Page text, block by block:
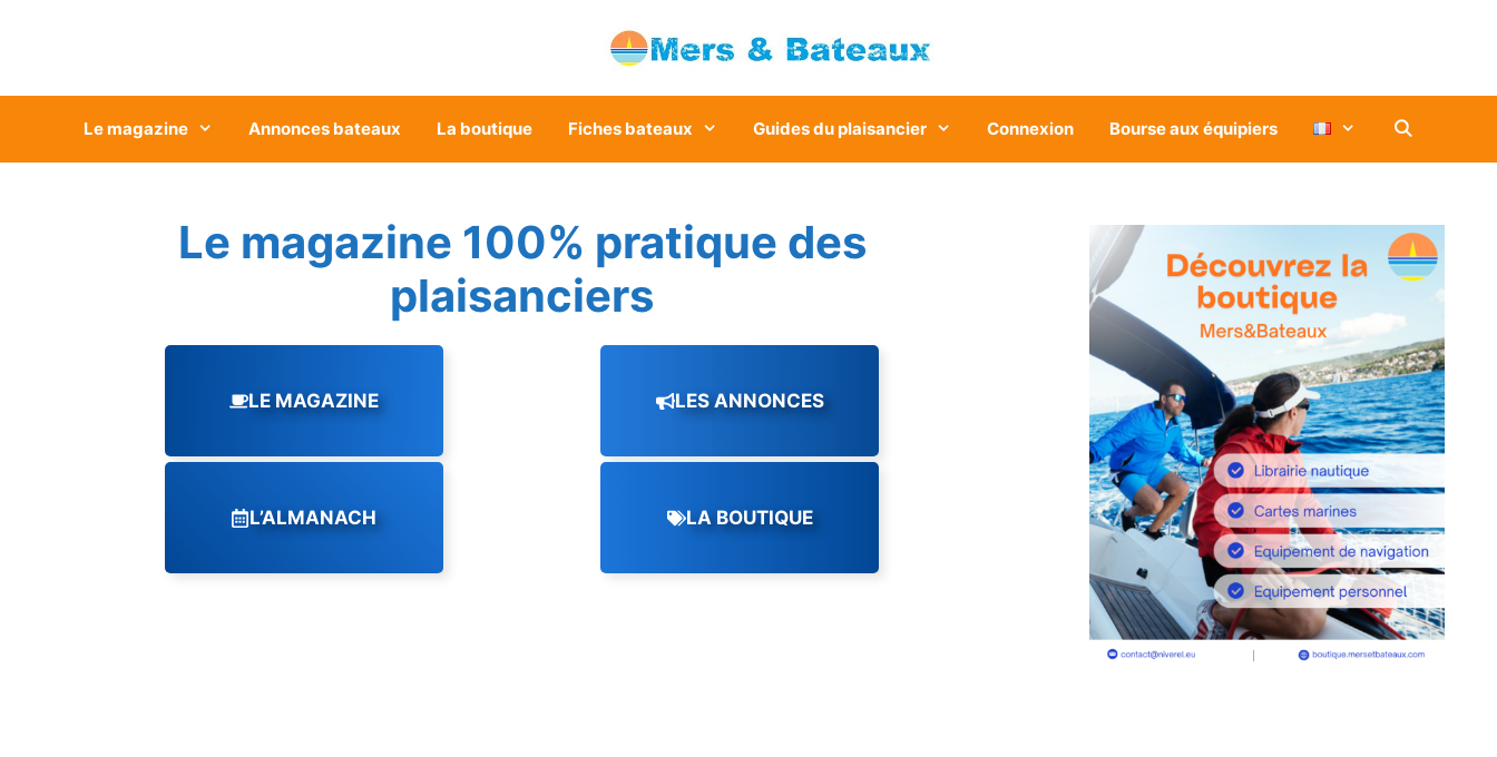
Le magazine Annonces bateaux La boutique Fiches bateaux Guides du plaisancier Connexion Bourse aux équipiers
Le magazine 100% pratique des
plaisanciers
LE MAGAZINE LES ANNONCES
L’ALMANACH LA BOUTIQUE